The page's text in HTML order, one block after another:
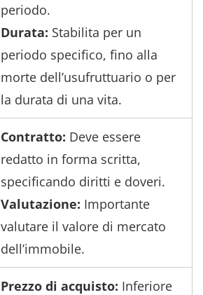
periodo.
Durata: Stabilita per un
periodo specifico, fino alla
morte dell’usufruttuario o per
la durata di una vita.
Contratto: Deve essere
redatto in forma scritta,
specificando diritti e doveri.
Valutazione: Importante
valutare il valore di mercato
dell’immobile.
Prezzo di acquisto: Inferiore